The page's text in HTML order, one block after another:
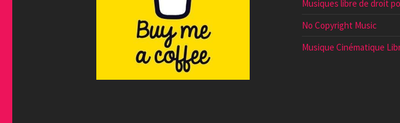
Musiques libre de droit
No Copyright Music
Musique Cinématique